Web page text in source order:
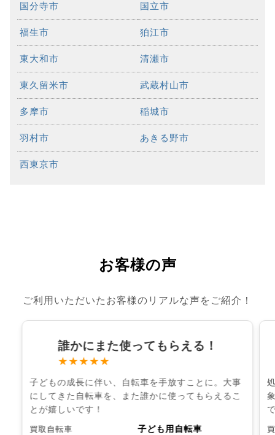
国分寺市 国立市
福生市 狛江市
東大和市 清瀬市
東久留米市 武蔵村山市
多摩市 稲城市
羽村市 あきる野市
西東京市
お客様の声
ご利用いただいたお客様のリアルな声をご紹介！
誰かにまた使ってもらえる！
★★★★★
子どもの成長に伴い、自転車を手放すことに。大事
にしてきた自転車を、また誰かに使ってもらえるこ
とが嬉しいです！
買取自転車 子ども用自転車